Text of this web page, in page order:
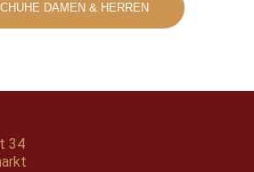
DAMEN & HERREN
34